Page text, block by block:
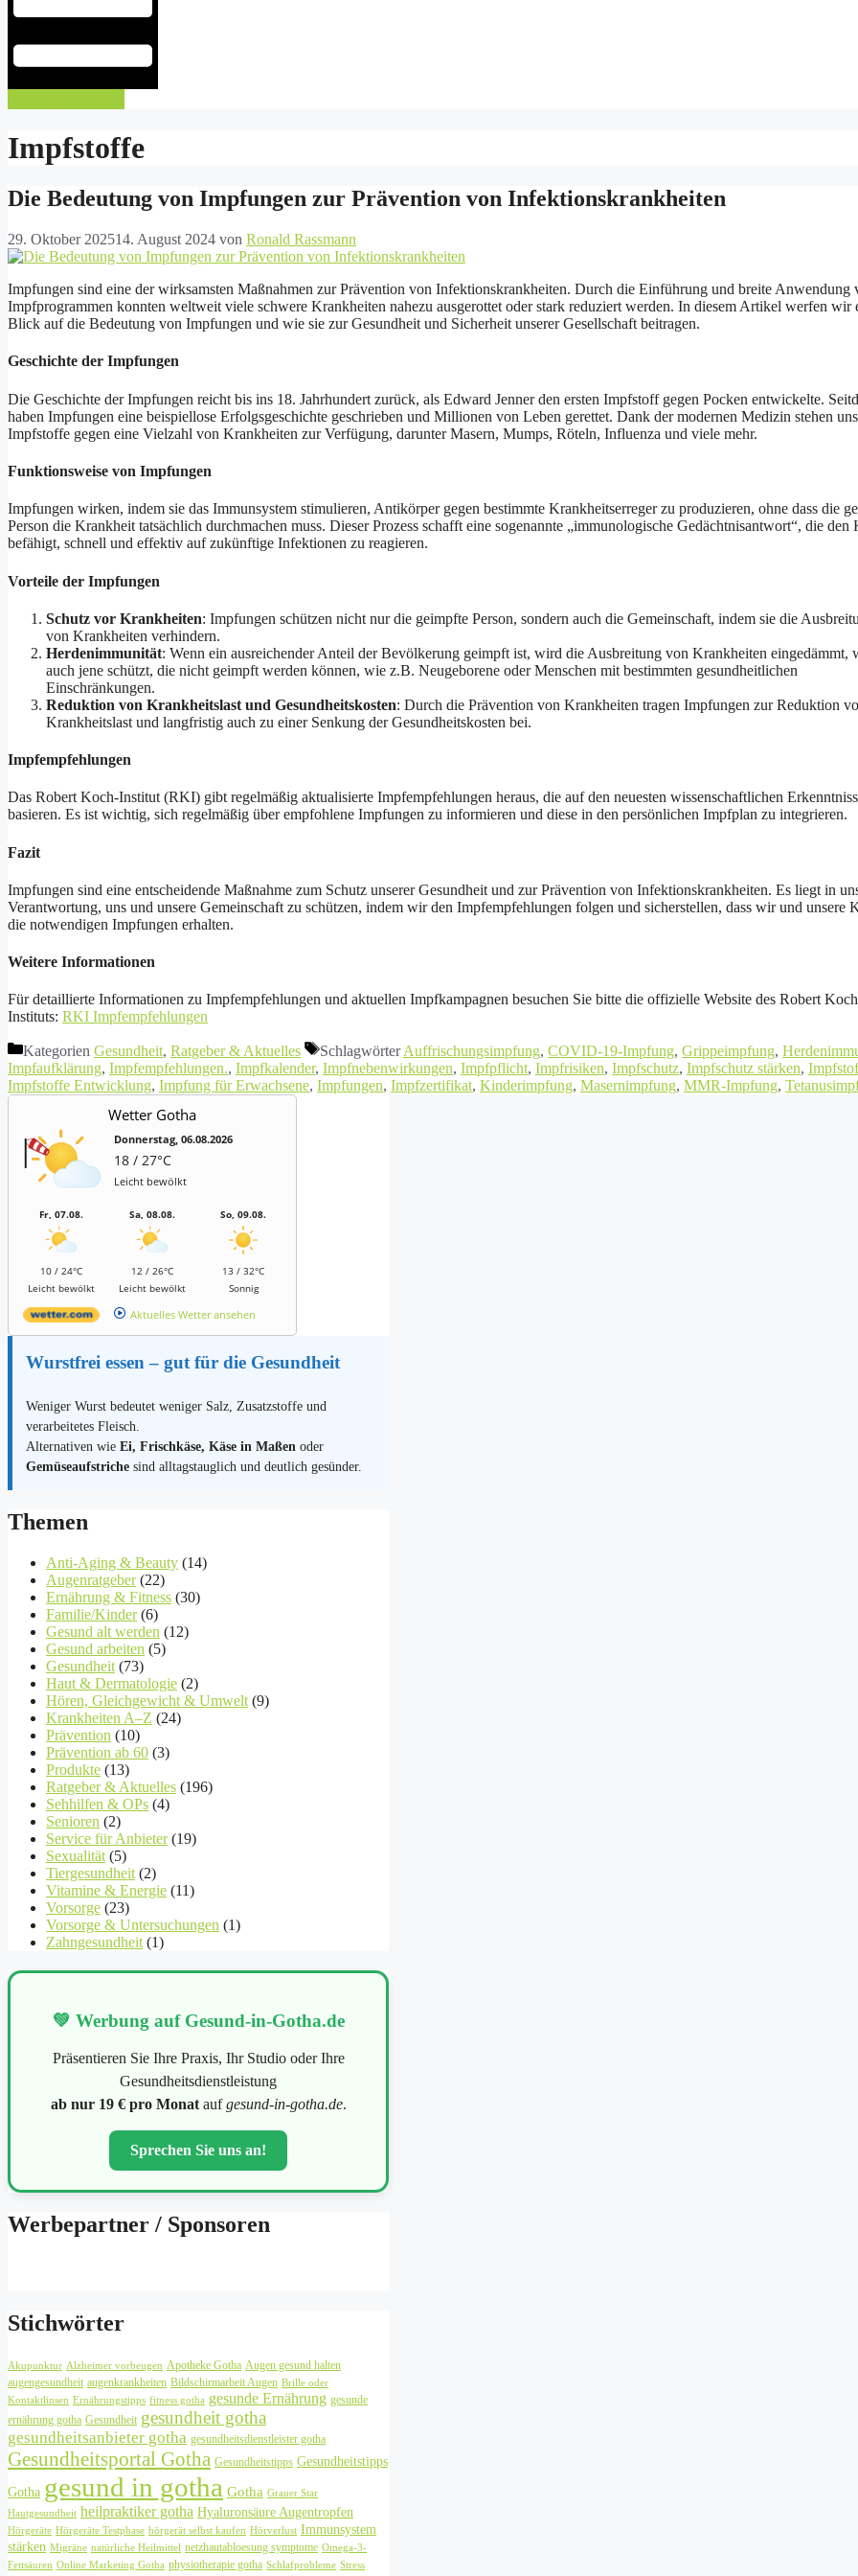
Impfstoffe
Die Bedeutung von Impfungen zur Prävention von Infektionskrankheiten
29. Oktober 202514. August 2024 von Ronald Rassmann
Impfungen sind eine der wirksamsten Maßnahmen zur Prävention von Infektionskrankheiten. Durch die Einführung und breite Anwendung
Impfprogrammen konnten weltweit viele schwere Krankheiten nahezu ausgerottet oder stark reduziert werden. In diesem Artikel werfen wir
Blick auf die Bedeutung von Impfungen und wie sie zur Gesundheit und Sicherheit unserer Gesellschaft beitragen.
Geschichte der Impfungen
Die Geschichte der Impfungen reicht bis ins 18. Jahrhundert zurück, als Edward Jenner den ersten Impfstoff gegen Pocken entwickelte.
haben Impfungen eine beispiellose Erfolgsgeschichte geschrieben und Millionen von Leben gerettet. Dank der modernen Medizin stehen
Impfstoffe gegen eine Vielzahl von Krankheiten zur Verfügung, darunter Masern, Mumps, Röteln, Influenza und viele mehr.
Funktionsweise von Impfungen
Impfungen wirken, indem sie das Immunsystem stimulieren, Antikörper gegen bestimmte Krankheitserreger zu produzieren, ohne dass die
Person die Krankheit tatsächlich durchmachen muss. Dieser Prozess schafft eine sogenannte „immunologische Gedächtnisantwort“, die den
befähigt, schnell und effektiv auf zukünftige Infektionen zu reagieren.
Vorteile der Impfungen
Schutz vor Krankheiten: Impfungen schützen nicht nur die geimpfte Person, sondern auch die Gemeinschaft, indem sie die
von Krankheiten verhindern.
Herdenimmunität: Wenn ein ausreichender Anteil der Bevölkerung geimpft ist, wird die Ausbreitung von Krankheiten eingedämmt,
auch jene schützt, die nicht geimpft werden können, wie z.B. Neugeborene oder Menschen mit bestimmten gesundheitlichen
Einschränkungen.
Reduktion von Krankheitslast und Gesundheitskosten: Durch die Prävention von Krankheiten tragen Impfungen zur Reduktion
Krankheitslast und langfristig auch zu einer Senkung der Gesundheitskosten bei.
Impfempfehlungen
Das Robert Koch-Institut (RKI) gibt regelmäßig aktualisierte Impfempfehlungen heraus, die auf den neuesten wissenschaftlichen
basieren. Es ist wichtig, sich regelmäßig über empfohlene Impfungen zu informieren und diese in den persönlichen Impfplan zu integrieren.
Fazit
Impfungen sind eine entscheidende Maßnahme zum Schutz unserer Gesundheit und zur Prävention von Infektionskrankheiten. Es liegt in
Verantwortung, uns und unsere Gemeinschaft zu schützen, indem wir den Impfempfehlungen folgen und sicherstellen, dass wir und unsere
die notwendigen Impfungen erhalten.
Weitere Informationen
Für detaillierte Informationen zu Impfempfehlungen und aktuellen Impfkampagnen besuchen Sie bitte die offizielle Website des Robert
Instituts: RKI Impfempfehlungen
Kategorien Gesundheit, Ratgeber & Aktuelles SchlagwörterAuffrischungsimpfung, COVID-19-Impfung, Grippeimpfung,
Impfaufklärung, Impfempfehlungen., Impfkalender, Impfnebenwirkungen, Impfpflicht, Impfrisiken, Impfschutz, Impfschutz stärken,
Impfstoffe Entwicklung, Impfung für Erwachsene, Impfungen, Impfzertifikat, Kinderimpfung, Masernimpfung, MMR-Impfung,
Wetter Gotha
Donnerstag, 06.08.2026
18 / 27°C
Leicht bewölkt
Fr, 07.08.
10 / 24°C
Leicht bewölkt
Sa, 08.08.
12 / 26°C
Leicht bewölkt
So, 09.08.
13 / 32°C
Sonnig
Aktuelles Wetter ansehen
Wurstfrei essen – gut für die Gesundheit
Weniger Wurst bedeutet weniger Salz, Zusatzstoffe und
verarbeitetes Fleisch.
Alternativen wie Ei, Frischkäse, Käse in Maßen oder
Gemüseaufstriche sind alltagstauglich und deutlich gesünder.
Themen
Anti-Aging & Beauty (14)
Augenratgeber(22)
Ernährung & Fitness (30)
Familie/Kinder(6)
Gesund alt werden (12)
Gesund arbeiten (5)
Gesundheit (73)
Haut & Dermatologie (2)
Hören, Gleichgewicht & Umwelt (9)
Krankheiten A–Z (24)
Prävention (10)
Prävention ab 60 (3)
Produkte (13)
Ratgeber & Aktuelles (196)
Sehhilfen & OPs (4)
Senioren (2)
Service für Anbieter(19)
Sexualität (5)
Tiergesundheit (2)
Vitamine & Energie (11)
Vorsorge (23)
Vorsorge & Untersuchungen (1)
Zahngesundheit (1)
💚 Werbung auf Gesund-in-Gotha.de
Präsentieren Sie Ihre Praxis, Ihr Studio oder Ihre
Gesundheitsdienstleistung
ab nur 19 € pro Monataufgesund-in-gotha.de.
Sprechen Sie uns an!
Werbepartner / Sponsoren
Stichwörter
Akupunktur Alzheimer vorbeugen Apotheke Gotha Augen gesund halten
augengesundheit augenkrankheiten Bildschirmarbeit Augen Brille oder
Kontaktlinsen Ernährungstipps fitness gotha gesunde Ernährung gesunde
ernährung gotha Gesundheit gesundheit gotha
gesundheitsanbieter gotha gesundheitsdienstleister gotha
Gesundheitsportal Gotha Gesundheitstipps Gesundheitstipps
Gotha gesund in gotha Gotha Grauer Star
Hautgesundheit heilpraktiker gotha Hyaluronsäure Augentropfen
Hörgeräte Hörgeräte Testphase hörgerät selbst kaufen Hörverlust Immunsystem
stärken Migräne natürliche Heilmittel netzhautabloesung symptome Omega-3-
Fettsäuren Online Marketing Gotha physiotherapie gotha Schlafprobleme Stress